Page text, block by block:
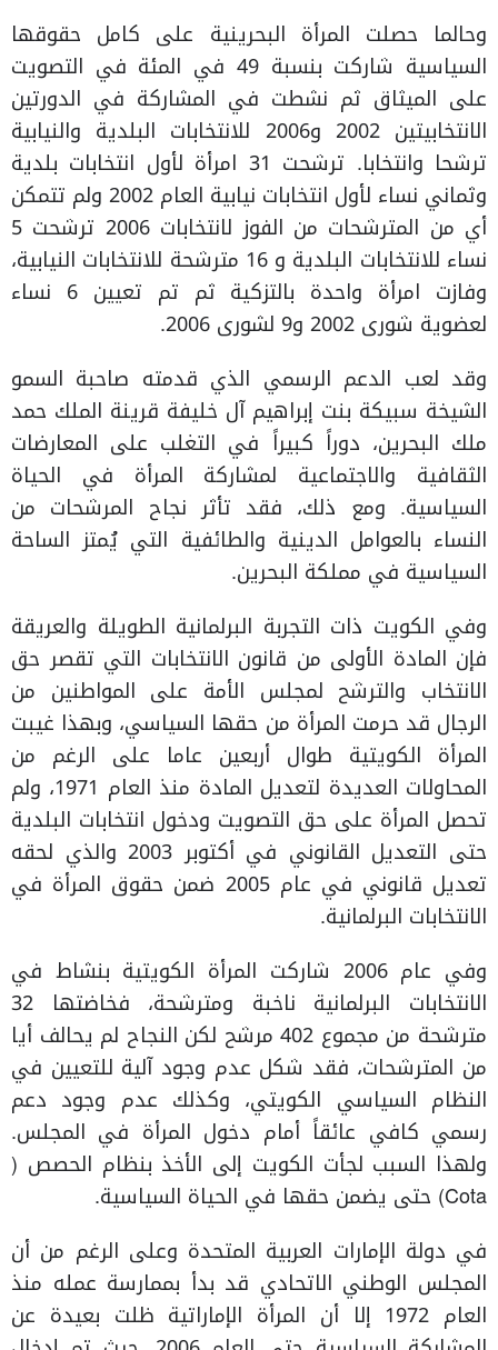
وحالما حصلت المرأة البحرينية على كامل حقوقها
السياسية شاركت بنسبة 49 في المئة في التصويت
على الميثاق ثم نشطت في المشاركة في الدورتين
الانتخابيتين 2002 و2006 للانتخابات البلدية والنيابية
ترشحا وانتخابا. ترشحت 31 امرأة لأول انتخابات بلدية
وثماني نساء لأول انتخابات نيابية العام 2002 ولم تتمكن
أي من المترشحات من الفوز لانتخابات 2006 ترشحت 5
نساء للانتخابات البلدية و 16 مترشحة للانتخابات النيابية،
وفازت امرأة واحدة بالتزكية ثم تم تعيين 6 نساء
لعضوية شورى 2002 و9 لشورى 2006.
وقد لعب الدعم الرسمي الذي قدمته صاحبة السمو
الشيخة سبيكة بنت إبراهيم آل خليفة قرينة الملك حمد
ملك البحرين، دوراً كبيراً في التغلب على المعارضات
الثقافية والاجتماعية لمشاركة المرأة في الحياة
السياسية. ومع ذلك، فقد تأثر نجاح المرشحات من
النساء بالعوامل الدينية والطائفية التي يُمتز الساحة
السياسية في مملكة البحرين.
وفي الكويت ذات التجربة البرلمانية الطويلة والعريقة
فإن المادة الأولى من قانون الانتخابات التي تقصر حق
الانتخاب والترشح لمجلس الأمة على المواطنين من
الرجال قد حرمت المرأة من حقها السياسي، وبهذا غيبت
المرأة الكويتية طوال أربعين عاما على الرغم من
المحاولات العديدة لتعديل المادة منذ العام 1971، ولم
تحصل المرأة على حق التصويت ودخول انتخابات البلدية
حتى التعديل القانوني في أكتوبر 2003 والذي لحقه
تعديل قانوني في عام 2005 ضمن حقوق المرأة في
الانتخابات البرلمانية.
وفي عام 2006 شاركت المرأة الكويتية بنشاط في
الانتخابات البرلمانية ناخبة ومترشحة، فخاضتها 32
مترشحة من مجموع 402 مرشح لكن النجاح لم يحالف أيا
من المترشحات، فقد شكل عدم وجود آلية للتعيين في
النظام السياسي الكويتي، وكذلك عدم وجود دعم
رسمي كافي عائقاً أمام دخول المرأة في المجلس.
ولهذا السبب لجأت الكويت إلى الأخذ بنظام الحصص (
Cota) حتى يضمن حقها في الحياة السياسية.
في دولة الإمارات العربية المتحدة وعلى الرغم من أن
المجلس الوطني الاتحادي قد بدأ بممارسة عمله منذ
العام 1972 إلا أن المرأة الإماراتية ظلت بعيدة عن